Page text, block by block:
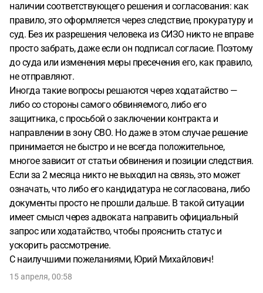
наличии соответствующего решения и согласования: как
правило, это оформляется через следствие, прокуратуру и
суд. Без их разрешения человека из СИЗО никто не вправе
просто забрать, даже если он подписал согласие. Поэтому
до суда или изменения меры пресечения его, как правило,
не отправляют.
Иногда такие вопросы решаются через ходатайство —
либо со стороны самого обвиняемого, либо его
защитника, с просьбой о заключении контракта и
направлении в зону СВО. Но даже в этом случае решение
принимается не быстро и не всегда положительное,
многое зависит от статьи обвинения и позиции следствия.
Если за 2 месяца никто не выходил на связь, это может
означать, что либо его кандидатура не согласована, либо
документы просто не прошли дальше. В такой ситуации
имеет смысл через адвоката направить официальный
запрос или ходатайство, чтобы прояснить статус и
ускорить рассмотрение.
С наилучшими пожеланиями, Юрий Михайлович!
15 апреля, 00:58